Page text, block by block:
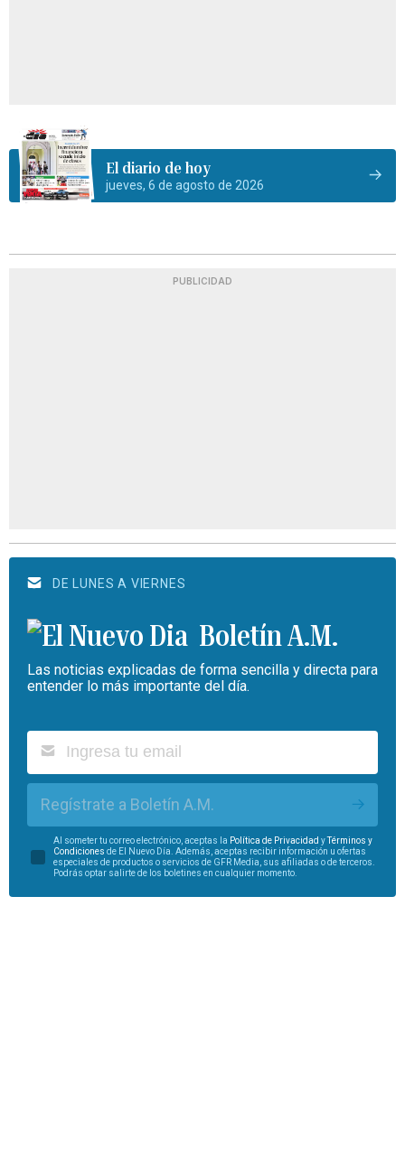
El diario de hoy
jueves, 6 de agosto de 2026
PUBLICIDAD
DE LUNES A VIERNES
Boletín A.M.
Las noticias explicadas de forma sencilla y directa para
entender lo más importante del día.
Regístrate a Boletín A.M.
Al someter tu correo electrónico, aceptas la Política de Privacidad yTérminos y
Condiciones de El Nuevo Día. Además, aceptas recibir información u ofertas
especiales de productos o servicios de GFR Media, sus afiliadas o de terceros.
Podrás optar salirte de los boletines en cualquier momento.